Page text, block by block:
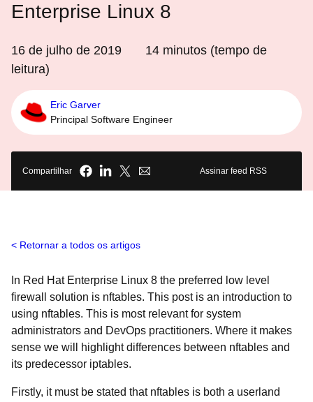
Enterprise Linux 8
16 de julho de 2019 14 minutos (tempo de
leitura)
Eric Garver
Principal Software Engineer
Compartilhar Assinar feed RSS
Retornar a todos os artigos
In Red Hat Enterprise Linux 8 the preferred low level
firewall solution is nftables. This post is an introduction to
using nftables. This is most relevant for system
administrators and DevOps practitioners. Where it makes
sense we will highlight differences between nftables and
its predecessor iptables.
Firstly, it must be stated that nftables is both a userland